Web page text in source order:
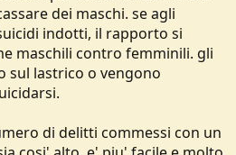
dei maschi. se agli
indotti, il rapporto si
maschili contro femminili. gli
sul lastrico o vengono
di delitti commessi con un